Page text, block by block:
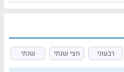
רבעוני חצי שנתי שנתי